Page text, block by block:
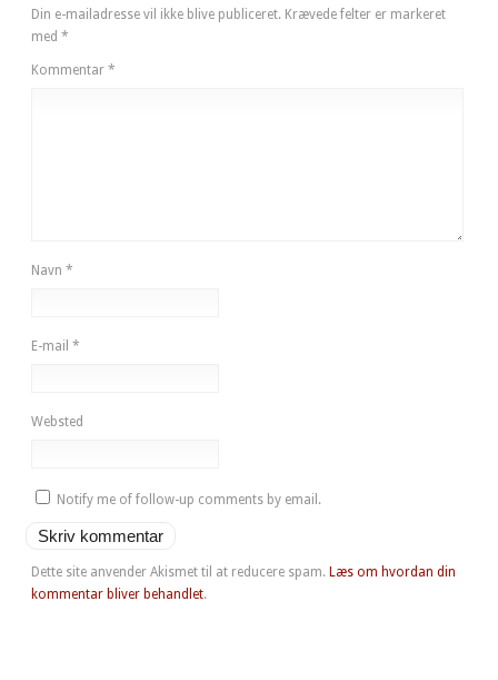
Din e-mailadresse vil ikke blive publiceret. Krævede felter er markeret
med *
Kommentar *
Navn *
E-mail *
Websted
Notify me of follow-up comments by email.
Dette site anvender Akismet til at reducere spam. Læs om hvordan din
kommentar bliver behandlet.